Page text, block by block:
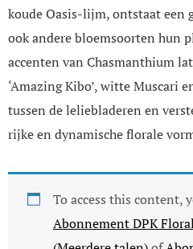
koude Oasis-lijm, ontstaat een
ook andere bloemsoorten hun
accenten van Chasmanthium
‘Amazing Kibo’, witte Muscari
tussen de lelie­bladeren en
rijke en dynamische florale
To access this content,
Abonnement DPK